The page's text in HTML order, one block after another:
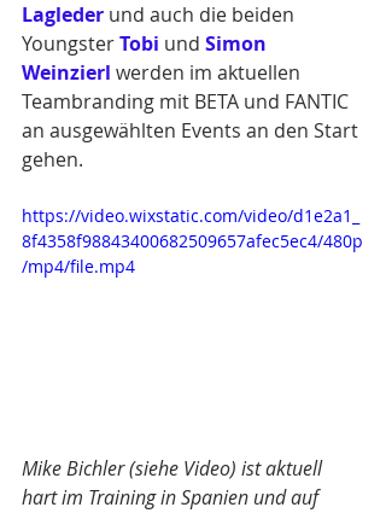
Lagleder und auch die beiden
Youngster Tobi und Simon
Weinzierl werden im aktuellen
Teambranding mit BETA und FANTIC
an ausgewählten Events an den Start
gehen.
https://video.wixstatic.com/video/d1e2a1_
8f4358f98843400682509657afec5ec4/480p
/mp4/file.mp4
Mike Bichler (siehe Video) ist aktuell
hart im Training in Spanien und auf